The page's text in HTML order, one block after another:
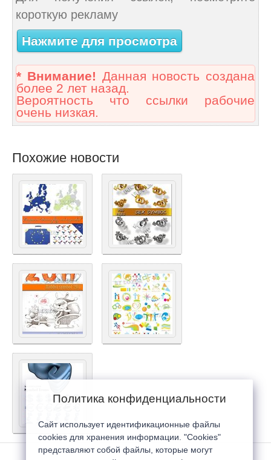
короткую рекламу
Нажмите для просмотра
* Внимание! Данная новость создана
более 2 лет назад.
Вероятность что ссылки рабочие
очень низкая.
Похожие новости
Политика конфиденциальности
Сайт использует идентификационные файлы
cookies для хранения информации. "Cookies"
представляют собой файлы, которые могут